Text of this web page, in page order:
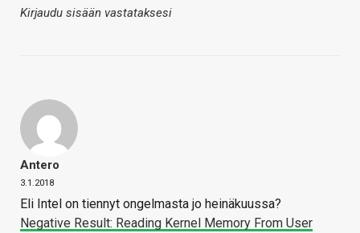
Kirjaudu sisään vastataksesi
Antero
3.1.2018
Eli Intel on tiennyt ongelmasta jo heinäkuussa?
Negative Result: Reading Kernel Memory From User